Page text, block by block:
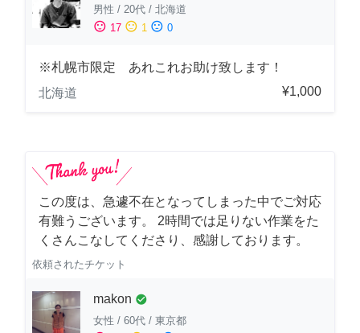
男性 / 20代 / 北海道
sentiment_satisfied 17 sentiment_neutral 1 sentiment_dissatisfied 0
※札幌市限定 あれこれお助け致します！
北海道
¥1,000
この度は、急遽不在となってしまった中でご対応
有難うございます。 2時間では足りない作業をた
くさんこなしてくださり、感謝しております。
依頼されたチケット
makon check_circle
女性 / 60代 / 東京都